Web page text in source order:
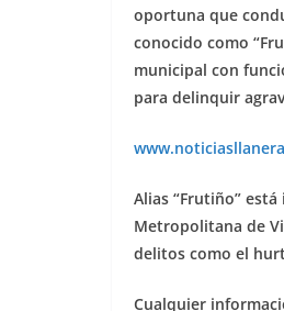
k
oportuna que
conocido como
municipal con
para delinquir
Alias “Frutiño”
Metropolitana de
delitos como el
Cualquier